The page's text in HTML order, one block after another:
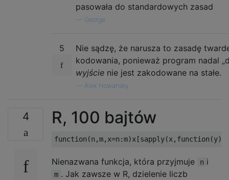
pasowała do standardowych zasad
George
5
Nie sądzę, że narusza to zasadę
kodowania, ponieważ program nadal
wyjście nie jest zakodowane na stałe.
Alex Howansky
4 R, 100 bajtów
Nienazwana funkcja, która przyjmuje n i
m . Jak zawsze w R, dzielenie liczb